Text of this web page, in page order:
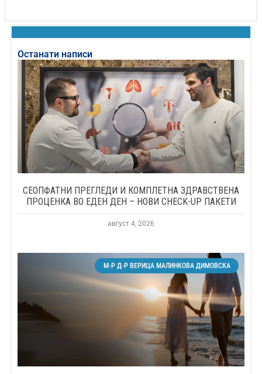
Останати написи
СЕОПФАТНИ ПРЕГЛЕДИ И КОМПЛЕТНА ЗДРАВСТВЕНА
ПРОЦЕНКА ВО ЕДЕН ДЕН – НОВИ CHECK-UP ПАКЕТИ
август 4, 2026
М-Р Д-Р ВЕРИЦА МАЛИНКОВА ДИМОВСКА